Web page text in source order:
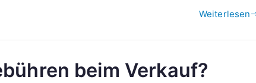
Weiterlesen
beim Verkauf?